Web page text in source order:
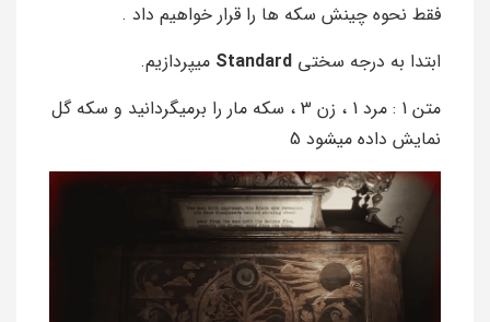
فقط نحوه چینش سکه ها را قرار خواهیم داد .
ابتدا به درجه سختی Standard میپردازیم.
متن 1 : مرد 1 ، زن 3 ، سکه مار را برمیگردانید و سکه گل
نمایش داده میشود 5